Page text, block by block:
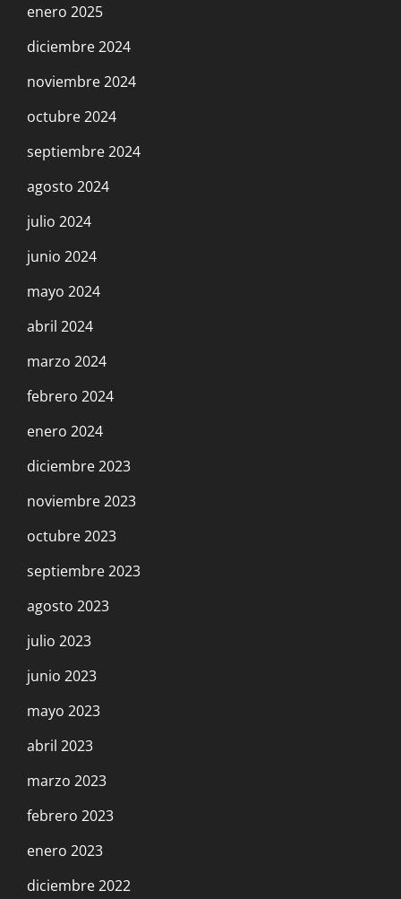
enero 2025
diciembre 2024
noviembre 2024
octubre 2024
septiembre 2024
agosto 2024
julio 2024
junio 2024
mayo 2024
abril 2024
marzo 2024
febrero 2024
enero 2024
diciembre 2023
noviembre 2023
octubre 2023
septiembre 2023
agosto 2023
julio 2023
junio 2023
mayo 2023
abril 2023
marzo 2023
febrero 2023
enero 2023
diciembre 2022